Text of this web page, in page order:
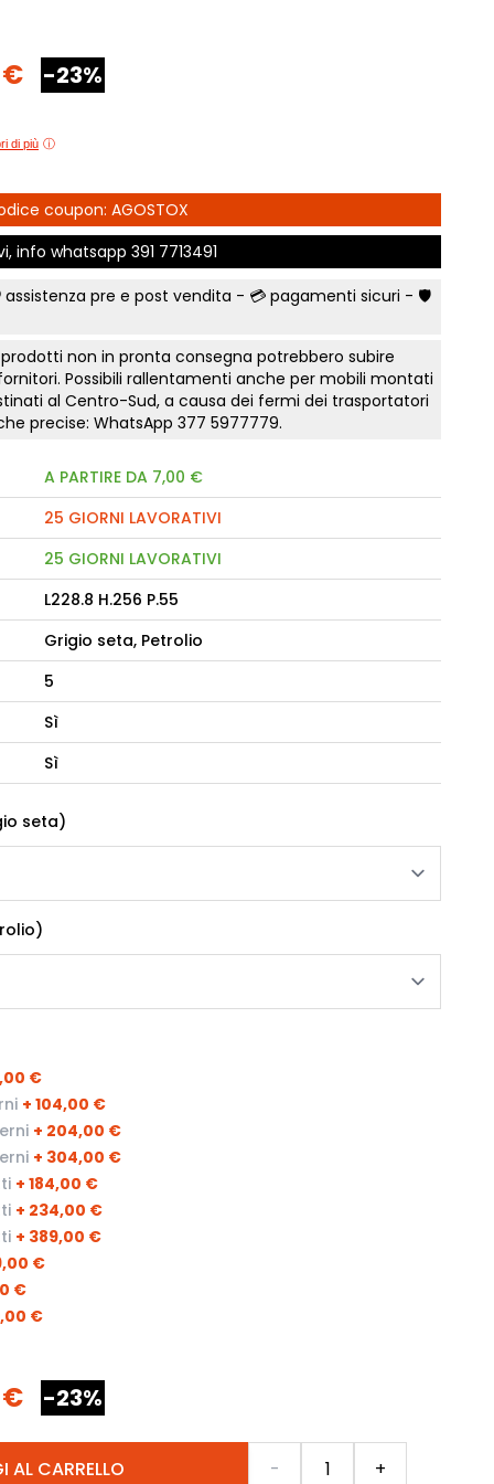
Smart Working cameretta
Letto a soppalco
Letti contenitore camerette
letti Classic
armadi
Tortora
gruppi collezione
notte Surf
notte Sabbia
Orizzonte
letto notte Apache
Like
Stella
armadio Atlantic
notte Miss
Collezione Kaleido
Mostra tutti
€ -23%
di più
coupon: AGOSTOX
info whatsapp 391 7713491
assistenza pre e post vendita - 💳 pagamenti sicuri - 🛡️
non in pronta consegna potrebbero subire
Possibili rallentamenti anche per mobili montati
al Centro-Sud, a causa dei fermi dei trasportatori
precise: WhatsApp 377 5977779.
A PARTIRE DA 7,00 €
25 GIORNI LAVORATIVI
25 GIORNI LAVORATIVI
L228.8 H.256 P.55
Grigio seta, Petrolio
5
Sì
Sì
seta)
€
+ 104,00 €
+ 204,00 €
+ 304,00 €
+ 184,00 €
+ 234,00 €
+ 389,00 €
€
€
€
€ -23%
AL CARRELLO - +